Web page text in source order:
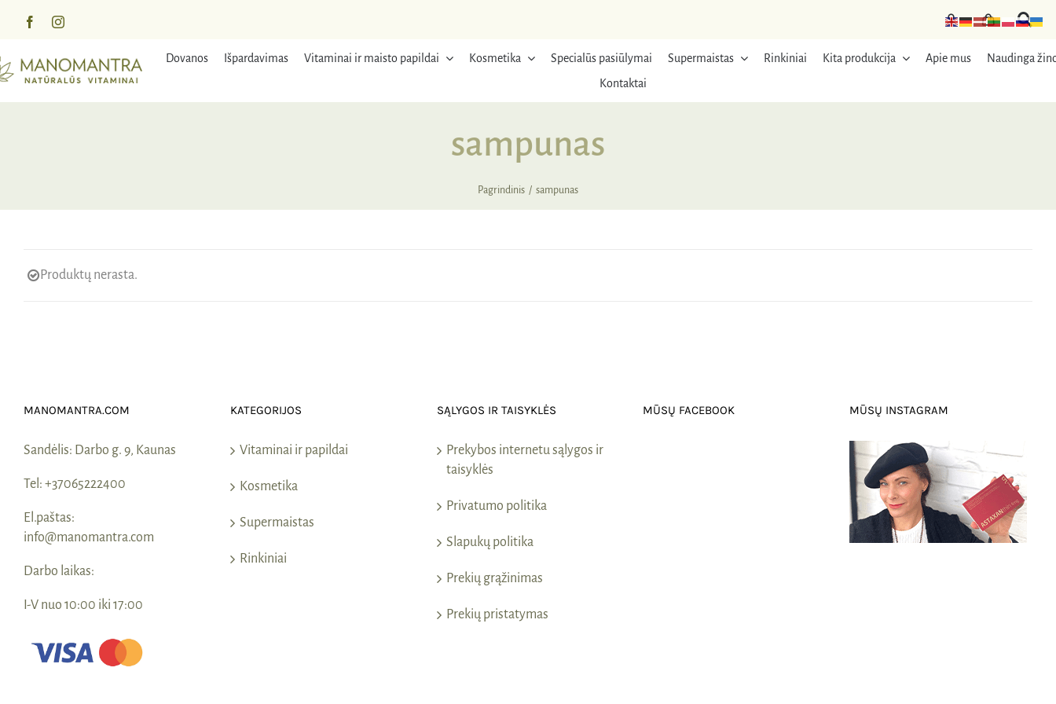
turinį
Dovanos Išpardavimas Vitaminai ir maisto papildai Kosmetika Specialūs pasiūlymai Supermaistas Rinkiniai Kita produkcija Apie mus
Naudinga
Kontaktai
sampunas
Pagrindinis sampunas
Produktų nerasta.
MANOMANTRA.COM
Sandėlis: Darbo g. 9, Kaunas
Tel: +37065222400
El.paštas:
info@manomantra.com
Darbo laikas:
I-V nuo 10:00 iki 17:00
KATEGORIJOS
Vitaminai ir papildai
Kosmetika
Supermaistas
Rinkiniai
SĄLYGOS IR TAISYKLĖS
Prekybos internetu sąlygos ir
taisyklės
Privatumo politika
Slapukų politika
Prekių grąžinimas
Prekių pristatymas
MŪSŲ FACEBOOK MŪSŲ INSTAGRAM